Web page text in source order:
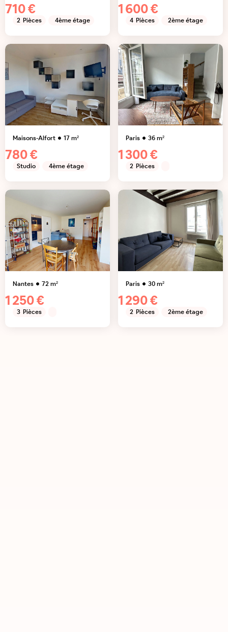
710 €
2 Pièces 4ème étage
1 600 €
4 Pièces 2ème étage
Maisons-Alfort 17m²
780 €
Studio 4ème étage
Paris 36m²
1 300 €
2 Pièces
Nantes 72m²
1 250 €
3 Pièces
Paris 30m²
1 290 €
2 Pièces 2ème étage